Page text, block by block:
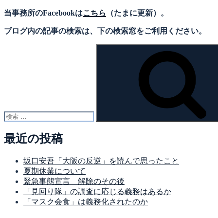
当事務所のFacebookはこちら （たまに更新）。
ブログ内の記事の検索は、下の検索窓をご利用ください。
最近の投稿
坂口安吾「大阪の反逆」を読んで思ったこと
夏期休業について
緊急事態宣言 解除のその後
「見回り隊」の調査に応じる義務はあるか
「マスク会食」は義務化されたのか